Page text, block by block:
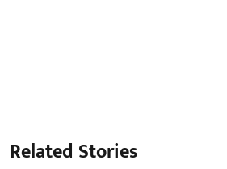
Related Stories